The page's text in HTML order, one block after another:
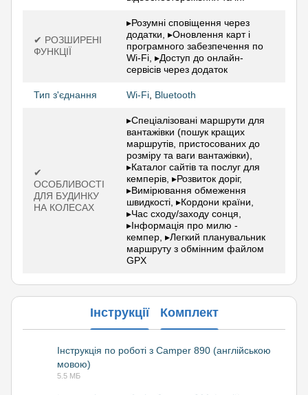
✔ РОЗШИРЕНІ
ФУНКЦІЇ
▸Розумні сповіщення через
додатки, ▸Оновлення карт і
програмного забезпечення по
Wi-Fi, ▸Доступ до онлайн-
сервісів через додаток
Тип з'єднання Wi-Fi Bluetooth
✔
ОСОБЛИВОСТІ
ДЛЯ БУДИНКУ
НА КОЛЕСАХ
▸Спеціалізовані маршрути для
вантажівки (пошук кращих
маршрутів, пристосованих до
розміру та ваги вантажівки),
▸Каталог сайтів та послуг для
кемперів, ▸Розвиток доріг,
▸Вимірювання обмеження
швидкості, ▸Кордони країни,
▸Час сходу/заходу сонця,
▸Інформація про милю -
кемпер, ▸Легкий планувальник
маршруту з обмінним файлом
GPX
Інструкції Комплект
Інструкція по роботі з Camper 890 (англійською
мовою)
5.5 МБ